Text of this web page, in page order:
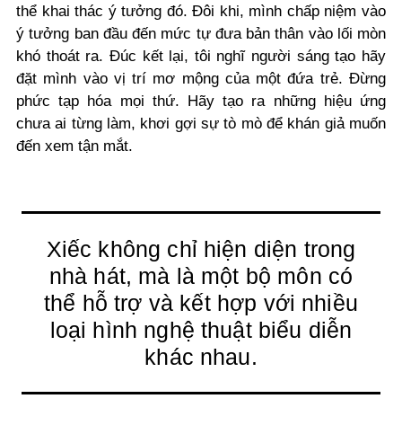
thể khai thác ý tưởng đó. Đôi khi, mình chấp niệm vào
ý tưởng ban đầu đến mức tự đưa bản thân vào lối mòn
khó thoát ra. Đúc kết lại, tôi nghĩ người sáng tạo hãy
đặt mình vào vị trí mơ mộng của một đứa trẻ. Đừng
phức tạp hóa mọi thứ. Hãy tạo ra những hiệu ứng
chưa ai từng làm, khơi gợi sự tò mò để khán giả muốn
đến xem tận mắt.
Xiếc không chỉ hiện diện trong
nhà hát, mà là một bộ môn có
thể hỗ trợ và kết hợp với nhiều
loại hình nghệ thuật biểu diễn
khác nhau.